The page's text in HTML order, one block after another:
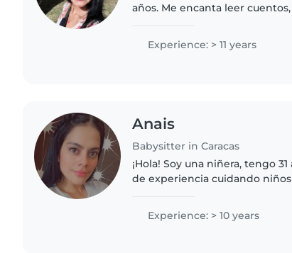
años. Me encanta leer
sencillas y ayudando..
Experience: > 11 years
Anais
Babysitter in Caracas
¡Hola! Soy una niñera, tengo
de experiencia cuidando
con los niños...
Experience: > 10 years